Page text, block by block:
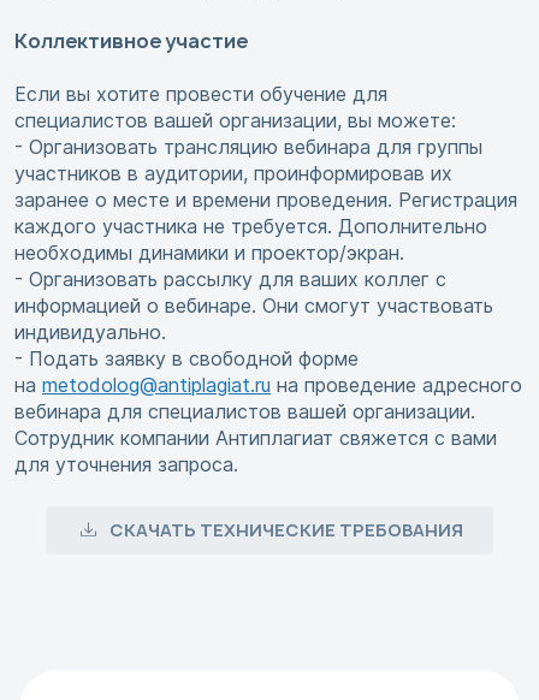
Коллективное участие
Если вы хотите провести обучение для
специалистов вашей организации, вы можете:
- Организовать трансляцию вебинара для группы
участников в аудитории, проинформировав их
заранее о месте и времени проведения. Регистрация
каждого участника не требуется. Дополнительно
необходимы динамики и проектор/экран.
- Организовать рассылку для ваших коллег с
информацией о вебинаре. Они смогут участвовать
индивидуально.
- Подать заявку в свободной форме
на metodolog@antiplagiat.ru на проведение адресного
вебинара для специалистов вашей организации.
Сотрудник компании Антиплагиат свяжется с вами
для уточнения запроса.
СКАЧАТЬ ТЕХНИЧЕСКИЕ ТРЕБОВАНИЯ